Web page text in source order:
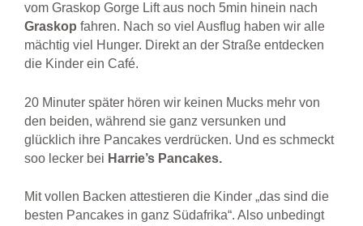
vom Graskop Gorge Lift aus noch 5min hinein nach
Graskop fahren. Nach so viel Ausflug haben wir alle
mächtig viel Hunger. Direkt an der Straße entdecken
die Kinder ein Café.
20 Minuter später hören wir keinen Mucks mehr von
den beiden, während sie ganz versunken und
glücklich ihre Pancakes verdrücken. Und es schmeckt
soo lecker bei Harrie’s Pancakes.
Mit vollen Backen attestieren die Kinder „das sind die
besten Pancakes in ganz Südafrika“. Also unbedingt